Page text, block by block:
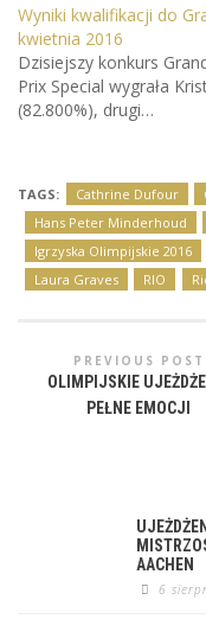
Wyniki kwalifikacji do
kwietnia 2016
Dzisiejszy konkurs
Prix Special wygrała
(82.800%), drugi…
TAGS: Cathrine Dufour
Hans Peter Minderhoud
Igrzyska Olimpijskie 2016
Laura Graves
RIO
PREVIOUS POST
OLIMPIJSKIE
PEŁNE EMOCJI
AACHEN
6